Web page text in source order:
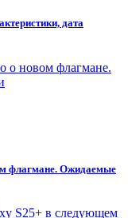
дата
флагмане. Ожидаемые